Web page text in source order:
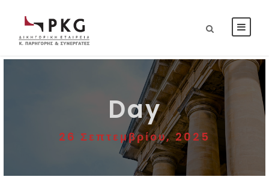
Day
26 Σεπτεμβρίου, 2025